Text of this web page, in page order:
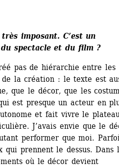
imposant. C’est un
spectacle et du film ?
pas de hiérarchie entre les
de la création : le texte est
que le décor, que les
est presque un acteur en
et fait vivre le
J’avais envie que le
performer que moi.
qui prennent le dessus. Dans
où le décor devient